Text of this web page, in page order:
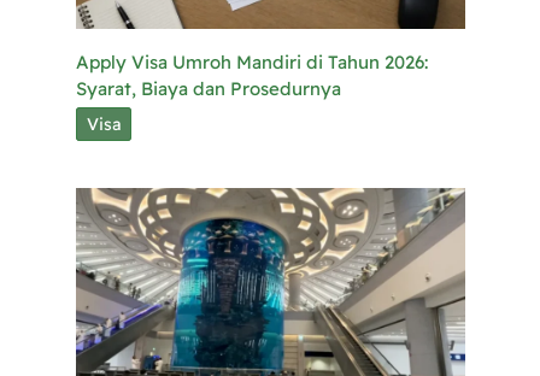
Apply Visa Umroh Mandiri di Tahun 2026:
Syarat, Biaya dan Prosedurnya
Visa